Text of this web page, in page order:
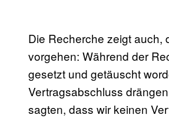
Die Recherche zeigt auch,
vorgehen: Während der
gesetzt und getäuscht
Vertragsabschluss
sagten, dass wir keinen